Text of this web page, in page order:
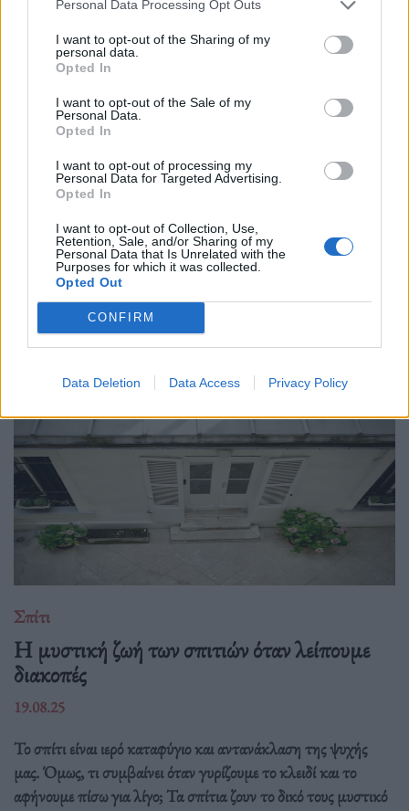
Personal Data Processing Opt Outs
I want to opt-out of the Sharing of my
personal data.
Opted In
I want to opt-out of the Sale of my
Personal Data.
Opted In
I want to opt-out of processing my
Personal Data for Targeted Advertising.
Opted In
I want to opt-out of Collection, Use,
Retention, Sale, and/or Sharing of my
Personal Data that Is Unrelated with the
Purposes for which it was collected.
Opted Out
CONFIRM
Data Deletion Data Access Privacy Policy
Όταν το χριστουγεννιάτικο θαύμα λέγεται…
ξεκαθάρισμα
13.11.25
Λίγο πριν τα Χριστούγεννα, το σπίτι γεμίζει φώτα... Από τα
παλιά στολίδια μέχρι τα ρούχα που "ίσως χρειαστούν", η
ακαταστασία μπορεί να κλέψει τη μαγεία των γιορτών.
Σπίτι
Η μυστική ζωή των σπιτιών όταν λείπουμε
διακοπές
19.08.25
Το σπίτι είναι ιερό καταφύγιο και αντανάκλαση της ψυχής
μας. Όμως, τι συμβαίνει όταν γυρίζουμε το κλειδί και το
αφήνουμε πίσω για λίγο; Τα σπίτια ζουν το δικό τους μυστικό